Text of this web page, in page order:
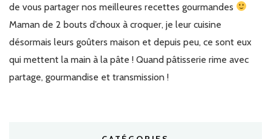
de vous partager nos meilleures recettes gourmandes
Maman de 2 bouts d’choux à croquer, je leur cuisine
désormais leurs goûters maison et depuis peu, ce sont eux
qui mettent la main à la pâte ! Quand pâtisserie rime avec
partage, gourmandise et transmission !